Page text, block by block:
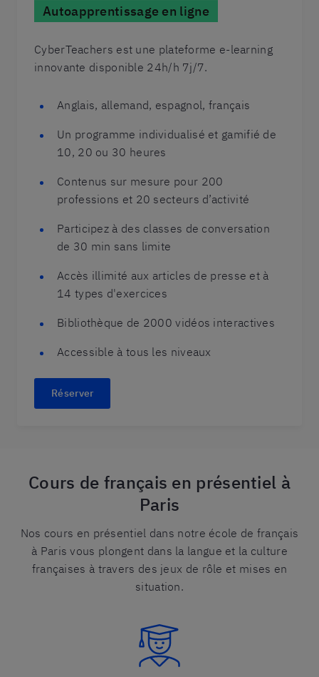
Autoapprentissage en ligne
CyberTeachers est une plateforme e-learning
innovante disponible 24h/h 7j/7.
Anglais, allemand, espagnol, français
Un programme individualisé et gamifié de
10, 20 ou 30 heures
Contenus sur mesure pour 200
professions et 20 secteurs d’activité
Participez à des classes de conversation
de 30 min sans limite
Accès illimité aux articles de presse et à
14 types d'exercices
Bibliothèque de 2000 vidéos interactives
Accessible à tous les niveaux
Réserver
Cours de français en présentiel à
Paris
Nos cours en présentiel dans notre école de français
à Paris vous plongent dans la langue et la culture
françaises à travers des jeux de rôle et mises en
situation.